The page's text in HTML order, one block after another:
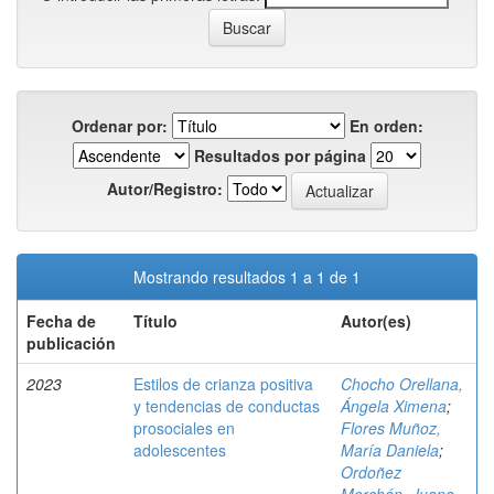
Ordenar por:
En orden:
Resultados por página
Autor/Registro:
Mostrando resultados 1 a 1 de 1
Fecha de
publicación
Título Autor(es)
2023
Estilos de crianza positiva
y tendencias de conductas
prosociales en
adolescentes
Chocho Orellana,
Ángela Ximena;
Flores Muñoz,
María Daniela;
Ordoñez